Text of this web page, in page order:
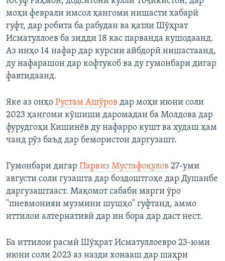
моҳи феврали имсол ҳангоми нишасти хабарӣ
гуфт, дар робита ба рабудан ва қатли Шӯҳрат
Исматуллоев ба зидди 18 кас парванда кушодаанд.
Аз инҳо 14 нафар дар курсии айбдорӣ нишастаанд,
ду нафарашон дар кофтукоб ва ду гумонбари дигар
фавтидаанд.
Яке аз онҳо Рустам Ашӯров дар моҳи июни соли
2023 ҳангоми кӯшиши даромадан ба Молдова дар
фурудгоҳи Кишинёв ду нафарро кушт ва худаш ҳам
чанд рӯз баъд дар бемористон даргузашт.
Гумонбари дигар Парвиз Мустафоқулов 27-уми
августи соли гузашта дар боздоштгоҳе дар Душанбе
даргузаштааст. Мақомот сабаби марги ӯро
"пневмонияи музмини шушҳо" гуфтанд, аммо
иттилои алтернативӣ дар ин бора дар даст нест.
Ба иттилои расмӣ Шӯҳрат Исматуллоевро 23-юми
июни соли 2023 аз назди хонааш дар шаҳри